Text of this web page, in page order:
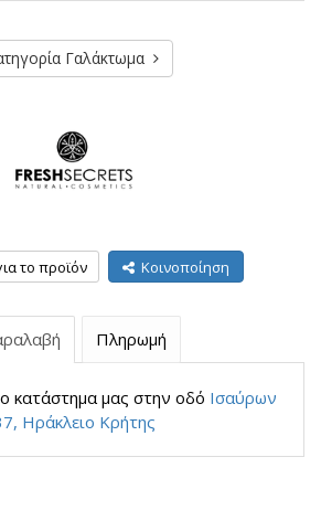
Γαλάκτωμα
το προϊόν Κοινοποίηση
Πληρωμή
κατάστημα μας στην οδό Ισαύρων
Ηράκλειο Κρήτης